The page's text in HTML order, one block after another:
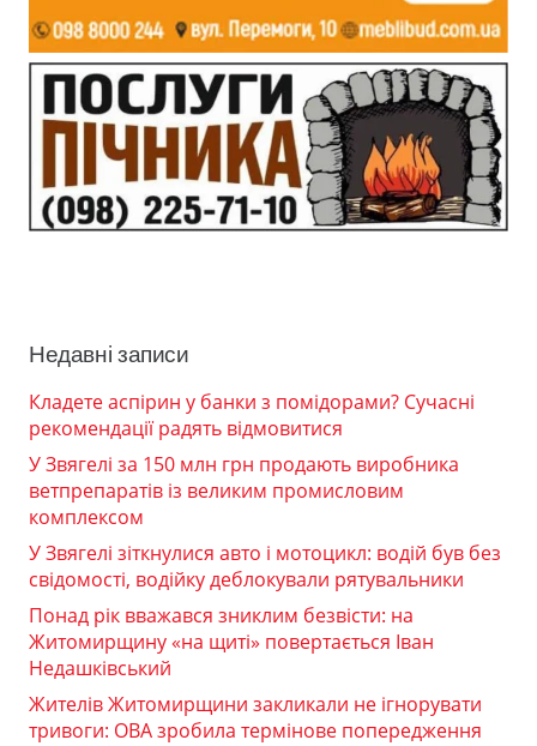
Недавні записи
Кладете аспірин у банки з помідорами? Сучасні
рекомендації радять відмовитися
У Звягелі за 150 млн грн продають виробника
ветпрепаратів із великим промисловим
комплексом
У Звягелі зіткнулися авто і мотоцикл: водій був без
свідомості, водійку деблокували рятувальники
Понад рік вважався зниклим безвісти: на
Житомирщину «на щиті» повертається Іван
Недашківський
Жителів Житомирщини закликали не ігнорувати
тривоги: ОВА зробила термінове попередження